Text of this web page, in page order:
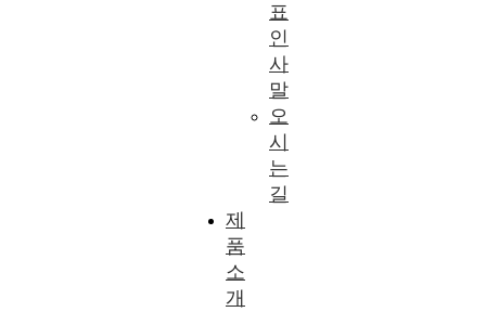
표
인
사
말
오
시
는
길
제
품
소
개